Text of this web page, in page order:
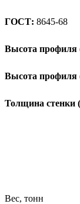
ГОСТ: 8645-68
Высота профиля
Высота профиля
Толщина стенки
Вес, тонн